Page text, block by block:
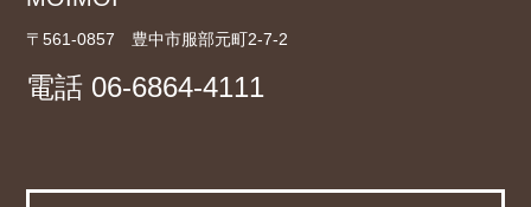
〒561-0857 豊中市服部元町2-7-2
電話 06-6864-4111